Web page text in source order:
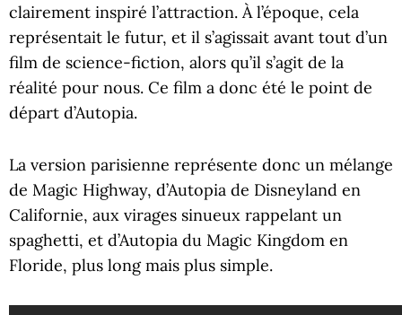
clairement inspiré l’attraction. À l’époque, cela
représentait le futur, et il s’agissait avant tout d’un
film de science-fiction, alors qu’il s’agit de la
réalité pour nous. Ce film a donc été le point de
départ d’Autopia.
La version parisienne représente donc un mélange
de Magic Highway, d’Autopia de Disneyland en
Californie, aux virages sinueux rappelant un
spaghetti, et d’Autopia du Magic Kingdom en
Floride, plus long mais plus simple.